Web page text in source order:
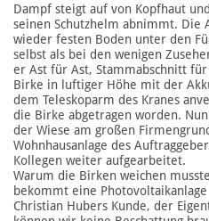
Dampf steigt auf von Kopfhaut
seinen Schutzhelm abnimmt. Die
wieder festen Boden unter den
selbst als bei den wenigen
er Ast für Ast, Stammabschnitt
Birke in luftiger Höhe mit der
dem Teleskoparm des Kranes
die Birke abgetragen worden.
der Wiese am großen
Wohnhausanlage des
Kollegen weiter aufgearbeitet.
Warum die Birken weichen
bekommt eine
Christian Hubers Kunde, der